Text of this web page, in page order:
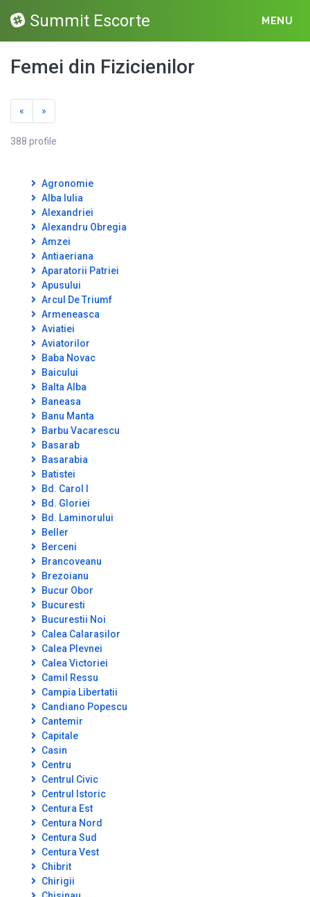
Summit Escorte MENU
Femei din Fizicienilor
« »
388 profile
Agronomie
Alba Iulia
Alexandriei
Alexandru Obregia
Amzei
Antiaeriana
Aparatorii Patriei
Apusului
Arcul De Triumf
Armeneasca
Aviatiei
Aviatorilor
Baba Novac
Baicului
Balta Alba
Baneasa
Banu Manta
Barbu Vacarescu
Basarab
Basarabia
Batistei
Bd. Carol I
Bd. Gloriei
Bd. Laminorului
Beller
Berceni
Brancoveanu
Brezoianu
Bucur Obor
Bucuresti
Bucurestii Noi
Calea Calarasilor
Calea Plevnei
Calea Victoriei
Camil Ressu
Campia Libertatii
Candiano Popescu
Cantemir
Capitale
Casin
Centru
Centrul Civic
Centrul Istoric
Centura Est
Centura Nord
Centura Sud
Centura Vest
Chibrit
Chirigii